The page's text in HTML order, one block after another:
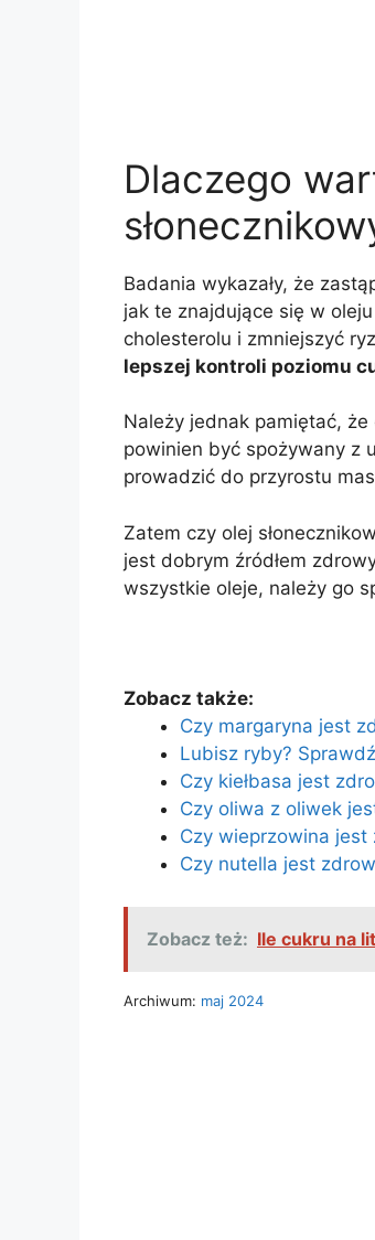
Dlaczego
Badania wykazały, że
jak te znajdujące się w
cholesterolu i zmniejszyć
lepszej kontroli poziomu
Należy jednak pamiętać, że
powinien być spożywany z
prowadzić do przyrostu
Zatem czy olej
jest dobrym źródłem
wszystkie oleje, należy go
Zobacz także:
Czy margaryna jest
Lubisz ryby?
Czy kiełbasa jest
Czy oliwa z oliwek
Czy wieprzowina
Czy nutella jest
Zobacz też: Ile cukru na
Archiwum: maj 2024